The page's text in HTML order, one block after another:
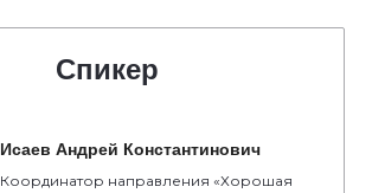
Спикер
Исаев Андрей Константинович
Координатор направления «Хорошая